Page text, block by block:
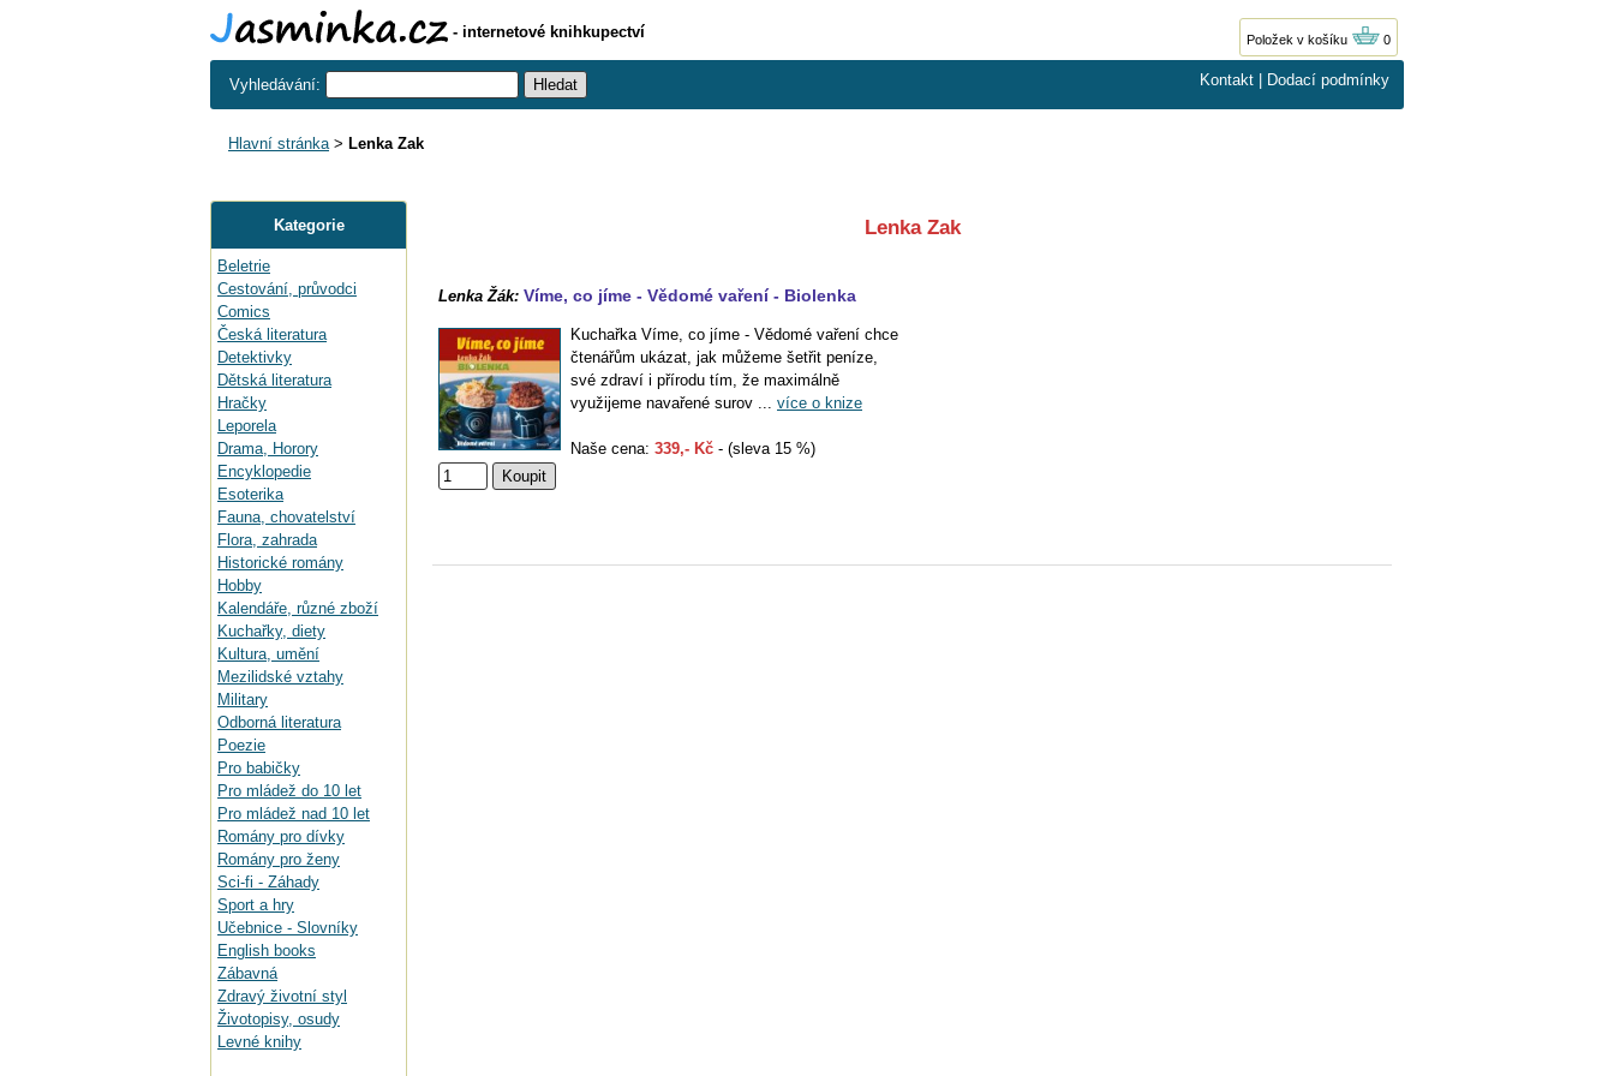
- internetové knihkupectví Položek v košíku 0
Vyhledávání: Kontakt Dodací podmínky
Hlavní stránka> Lenka Zak
Kategorie
Beletrie
Cestování, průvodci
Comics
Česká literatura
Detektivky
Dětská literatura
Hračky
Leporela
Drama, Horory
Encyklopedie
Esoterika
Fauna, chovatelství
Flora, zahrada
Historické romány
Hobby
Kalendáře, různé zboží
Kuchařky, diety
Kultura, umění
Mezilidské vztahy
Military
Odborná literatura
Poezie
Pro babičky
Pro mládež do 10 let
Pro mládež nad 10 let
Romány pro dívky
Romány pro ženy
Sci-fi - Záhady
Sport a hry
Učebnice - Slovníky
English books
Zábavná
Zdravý životní styl
Životopisy, osudy
Levné knihy
Lenka Zak
Lenka Žák: Víme, co jíme - Vědomé vaření - Biolenka
Kuchařka Víme, co jíme - Vědomé vaření chce
čtenářům ukázat, jak můžeme šetřit peníze,
své zdraví i přírodu tím, že maximálně
využijeme navařené surov ... více o knize
Naše cena: 339,- Kč - (sleva 15 %)